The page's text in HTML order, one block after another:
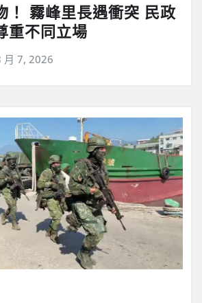
！ 霧峰里長遇衝突 民政
重不同立場
月 7, 2026